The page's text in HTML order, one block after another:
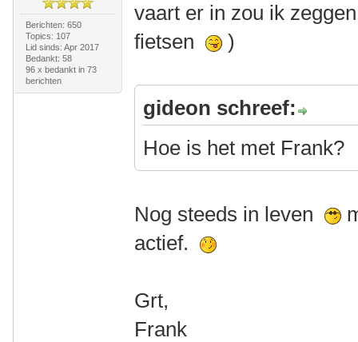
Berichten: 650
Topics: 107
Lid sinds: Apr 2017
Bedankt: 58
96 x bedankt in 73
berichten
vaart er in zou ik
fietsen
)
gideon schreef:
Hoe is het met Frank?
Nog steeds in leven
actief.
Grt,
Frank